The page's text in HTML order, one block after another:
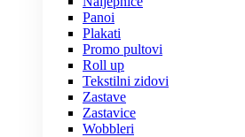
Panoi
Plakati
Promo pultovi
Roll up
Tekstilni zidovi
Zastave
Zastavice
Wobbleri